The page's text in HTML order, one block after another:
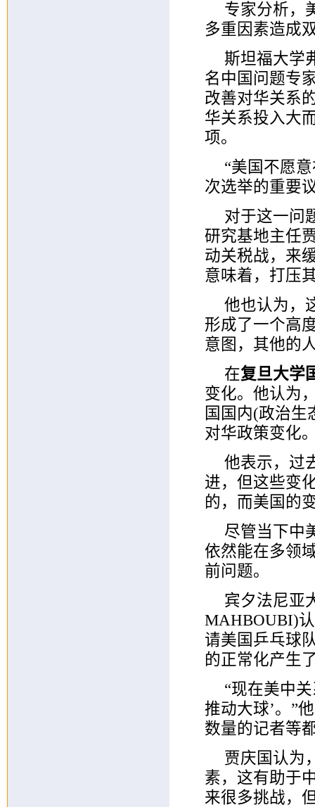
专家分析，
多重因素造成
斯坦福大学
名中国问题专
改善对华关系
华关系投入大
项。
“美国不愿
次选举的重要
对于这一问
研究基地主任
动关税战，来
意味着，打压
他也认为，
形成了一个高
意图，其他的
在复旦大学
变化。他认为
国国内(政治生
对华政策变化
他表示，过
进，但这些变
的，而美国的
尽管当下中
依然能在多领
前问题。
宾夕法尼亚
MAHBOUBI)
请美国乒乓球
的正常化产生
“现在美中
推动大球’。”
数量的记者等
贾庆国认为
素，这有助于
来很多挑战，